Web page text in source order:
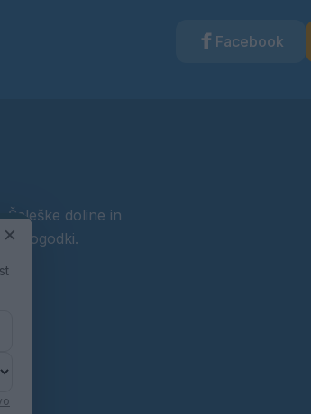
Facebook
Šaleške doline in
dogodki.
×